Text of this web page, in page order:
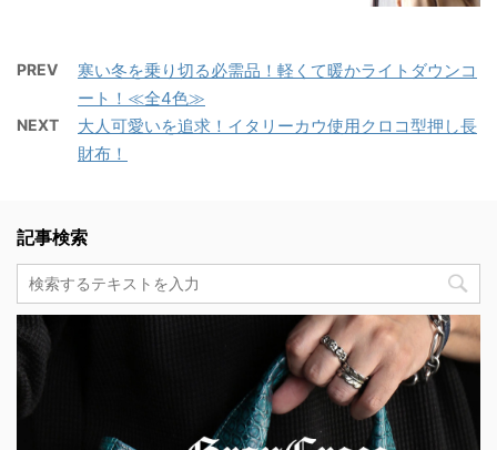
PREV
寒い冬を乗り切る必需品！軽くて暖かライトダウンコ
ート！≪全4色≫
NEXT
大人可愛いを追求！イタリーカウ使用クロコ型押し長
財布！
記事検索